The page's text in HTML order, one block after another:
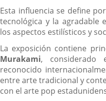
Esta influencia se define
tecnológica y la agradable
los aspectos estilísticos y
La exposición contiene
Murakami, considerado
reconocido
entre arte tradicional y
con el arte pop